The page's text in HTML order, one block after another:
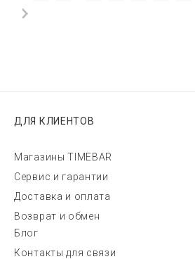
ДЛЯ КЛИЕНТОВ
Магазины TIMEBAR
Сервис и гарантии
Доставка и оплата
Возврат и обмен
Блог
Контакты для связи